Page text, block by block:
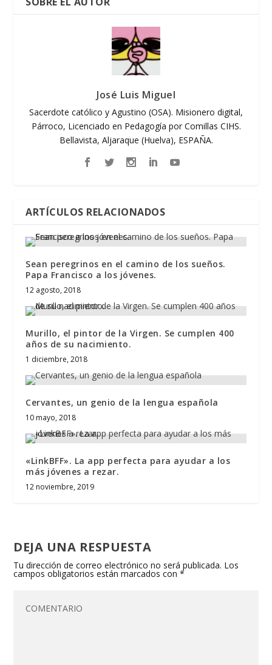
José Luis Miguel
Sacerdote católico y Agustino (OSA). Misionero digital,
Párroco, Licenciado en Pedagogía por Comillas CIHS.
Bellavista, Aljaraque (Huelva), ESPAÑA.
ARTÍCULOS RELACIONADOS
Sean peregrinos en el camino de los sueños.
Papa Francisco a los jóvenes.
12 agosto, 2018
Murillo, el pintor de la Virgen. Se cumplen 400
años de su nacimiento.
1 diciembre, 2018
Cervantes, un genio de la lengua española
10 mayo, 2018
«LinkBFF». La app perfecta para ayudar a los
más jóvenes a rezar.
12 noviembre, 2019
DEJA UNA RESPUESTA
Tu dirección de correo electrónico no será publicada. Los
campos obligatorios están marcados con*